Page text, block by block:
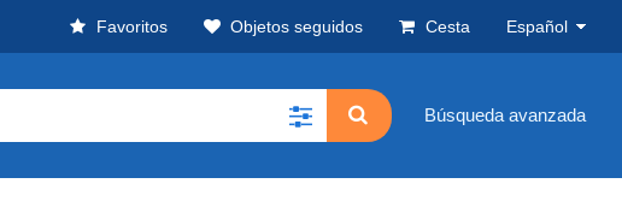
Favoritos Objetos seguidos Cesta Español
Búsqueda avanzada